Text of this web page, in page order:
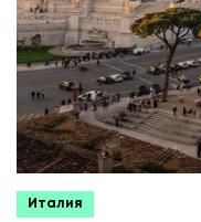
Италия